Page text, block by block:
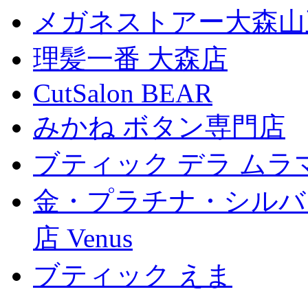
メガネストアー大森
理髪一番 大森店
CutSalon BEAR
みかね ボタン専門店
ブティック デラ ムラ
金・プラチナ・シル
店 Venus
ブティック えま